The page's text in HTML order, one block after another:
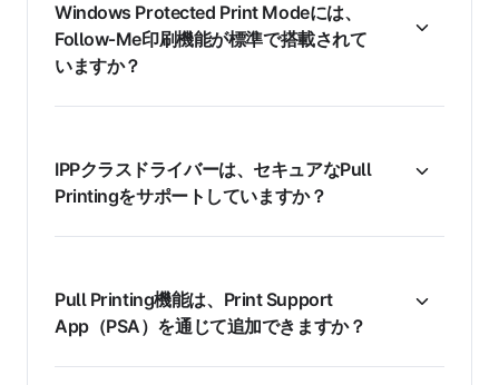
Windows Protected Print Modeには、
Follow‑Me印刷機能が標準で搭載されて
いますか？
IPPクラスドライバーは、セキュアなPull
Printingをサポートしていますか？
Pull Printing機能は、Print Support
App（PSA）を通じて追加できますか？